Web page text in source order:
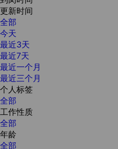
更新时间
全部
今天
最近3天
最近7天
最近一个月
最近三个月
个人标签
全部
工作性质
全部
年龄
全部